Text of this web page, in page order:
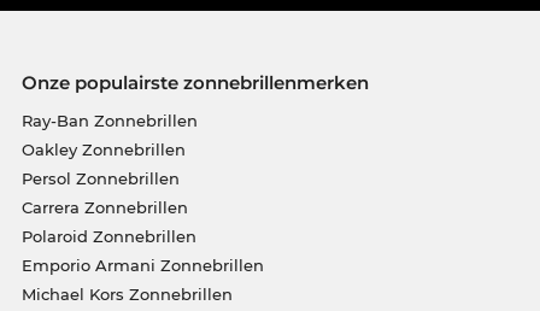
Onze populairste zonnebrillenmerken
Ray-Ban Zonnebrillen
Oakley Zonnebrillen
Persol Zonnebrillen
Carrera Zonnebrillen
Polaroid Zonnebrillen
Emporio Armani Zonnebrillen
Michael Kors Zonnebrillen